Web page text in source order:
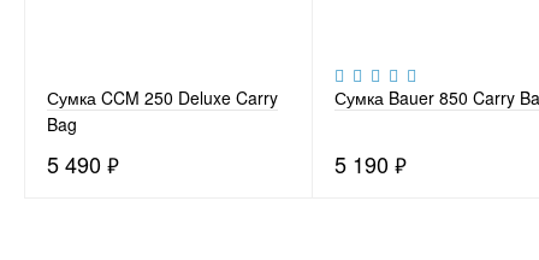
Сумка CCM 250 Deluxe Carry
Bag
5 490₽
Сумка Bauer 850 Carry
5 190₽